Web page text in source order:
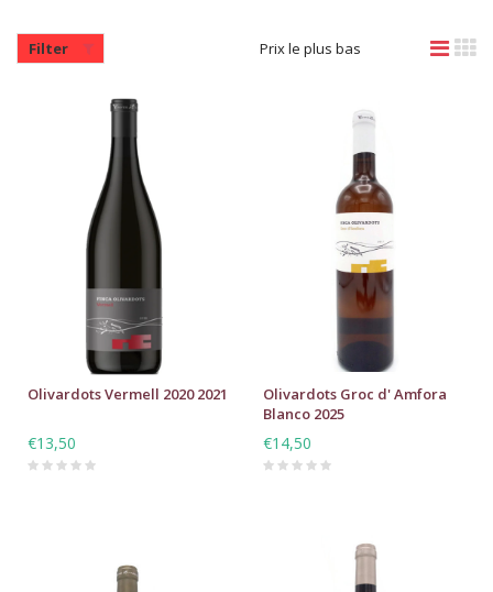
Filter Prix le plus bas
Olivardots Vermell 2020 2021
€13,50
Olivardots Groc d' Amfora
Blanco 2025
€14,50